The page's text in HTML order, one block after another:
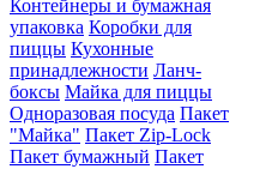
Контейнеры и бумажная
упаковка Коробки для
пиццы Кухонные
принадлежности Ланч-
боксы Майка для пиццы
Одноразовая посуда Пакет
"Майка" Пакет Zip-Lock
Пакет бумажный Пакет